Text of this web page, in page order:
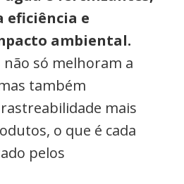
eficiência e
ambiental.
não só melhoram a
também
mais
o que é cada
pelos